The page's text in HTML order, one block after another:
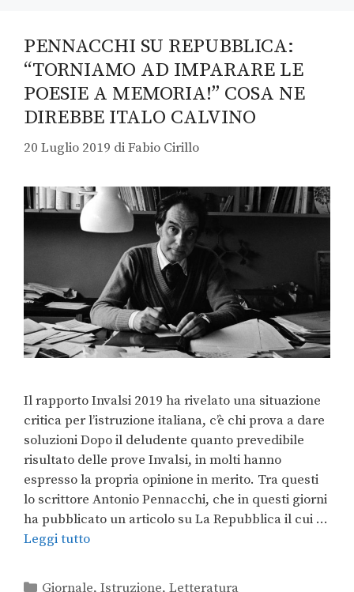
PENNACCHI SU REPUBBLICA:
“TORNIAMO AD IMPARARE LE
POESIE A MEMORIA!” COSA NE
DIREBBE ITALO CALVINO
20 Luglio 2019 diFabio Cirillo
Il rapporto Invalsi 2019 ha rivelato una situazione
critica per l’istruzione italiana, c’è chi prova a dare
soluzioni Dopo il deludente quanto prevedibile
risultato delle prove Invalsi, in molti hanno
espresso la propria opinione in merito. Tra questi
lo scrittore Antonio Pennacchi, che in questi giorni
ha pubblicato un articolo su La Repubblica il cui …
Leggi tutto
Giornale,Istruzione,Letteratura